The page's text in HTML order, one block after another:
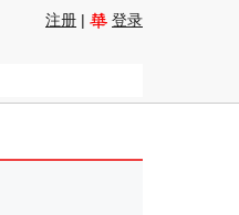
注册 | 登录